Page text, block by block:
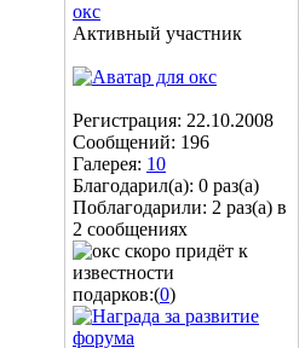
окс
Активный участник
Регистрация: 22.10.2008
Сообщений: 196
Галерея: 10
Благодарил(а): 0 раз(а)
Поблагодарили: 2 раз(а) в
2 сообщениях
подарков:(0)